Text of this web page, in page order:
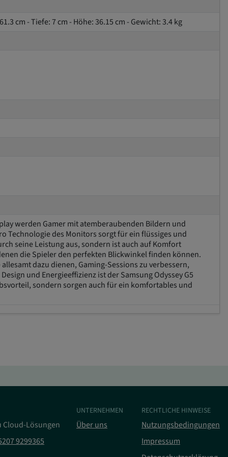
cm - Tiefe: 7 cm - Höhe: 36.15 cm - Gewicht: 3.4 kg
werden Gamer mit atemberaubenden Bildern und
Technologie des Monitors sorgt für ein flüssiges und
seine Leistung aus, sondern ist auch auf Komfort
die Spieler den perfekten Blickwinkel finden können.
dazu dienen, Gaming-Sessions zu verbessern,
und Energieeffizienz ist der Samsung Odyssey G5
sondern sorgen auch für ein komfortables und
Cloud-Lösungen
9299365
UNTERNEHMEN
Über uns
RECHTLICHE HINWEISE
Nutzungsbedingungen
Impressum